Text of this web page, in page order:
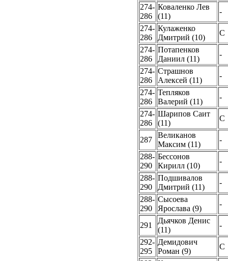
274-
286
Коваленко Лев
(11)
-
274-
286
Кулаженко
Дмитрий (10)
С
274-
286
Потапенков
Даниил (11)
-
274-
286
Страшнов
Алексей (11)
-
274-
286
Тепляков
Валерий (11)
-
274-
286
Шарипов Саит
(11)
C
287
Великанов
Максим (11)
-
288-
290
Бессонов
Кирилл (10)
-
288-
290
Подшивалов
Дмитрий (11)
-
288-
290
Сысоева
Ярослава (9)
-
291
Дьячков Денис
(11)
-
292-
295
Демидович
Роман (9)
C